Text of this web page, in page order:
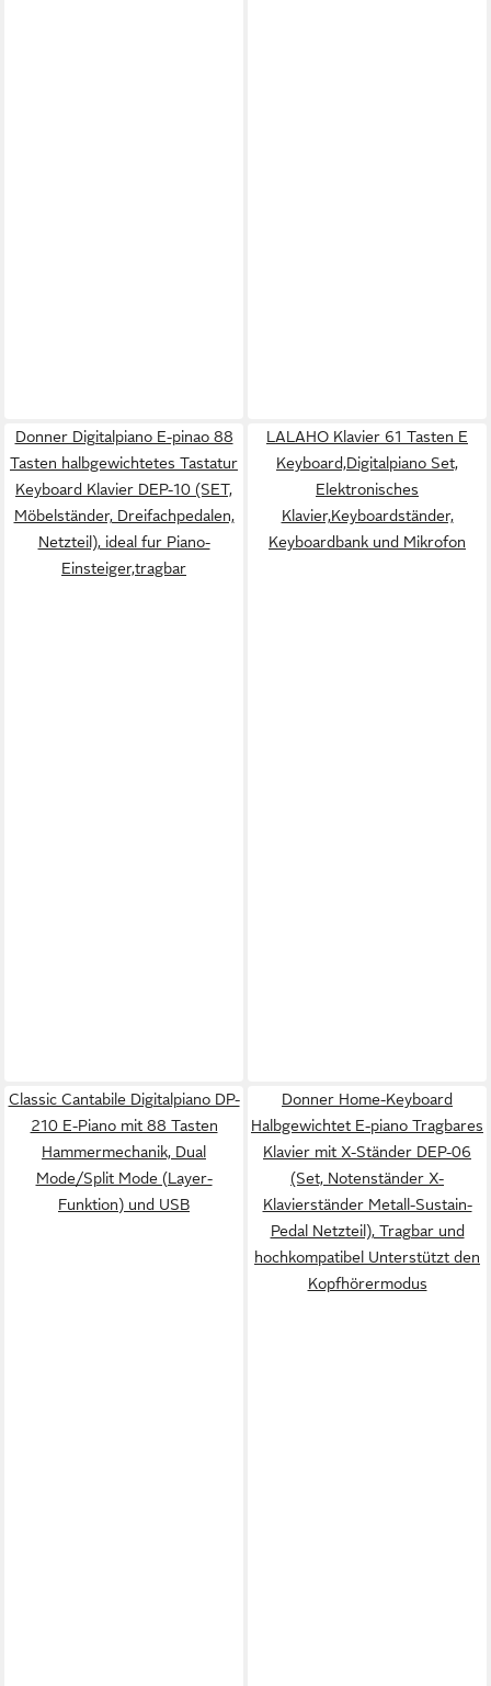
Donner Digitalpiano E-pinao 88
Tasten halbgewichtetes Tastatur
Keyboard Klavier DEP-10 (SET,
Möbelständer, Dreifachpedalen,
Netzteil), ideal fur Piano-
Einsteiger,tragbar
LALAHO Klavier 61 Tasten E
Keyboard,Digitalpiano Set,
Elektronisches
Klavier,Keyboardständer,
Keyboardbank und Mikrofon
Classic Cantabile Digitalpiano DP-
210 E-Piano mit 88 Tasten
Hammermechanik, Dual
Mode/Split Mode (Layer-
Funktion) und USB
Donner Home-Keyboard
Halbgewichtet E-piano Tragbares
Klavier mit X-Ständer DEP-06
(Set, Notenständer X-
Klavierständer Metall-Sustain-
Pedal Netzteil), Tragbar und
hochkompatibel Unterstützt den
Kopfhörermodus